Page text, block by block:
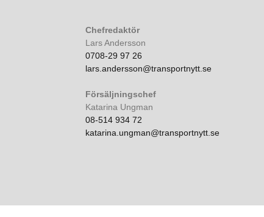
Chefredaktör
Lars Andersson
0708-29 97 26
lars.andersson@transportnytt.se
Försäljningschef
Katarina Ungman
08-514 934 72
katarina.ungman@transportnytt.se